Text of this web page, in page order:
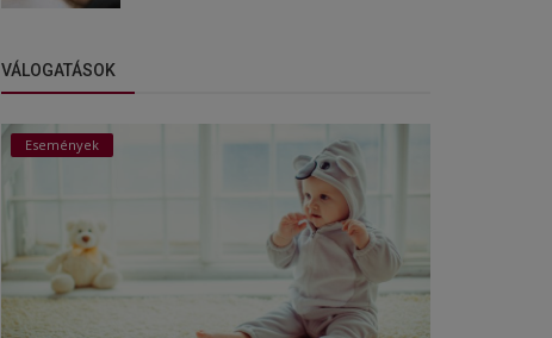
VÁLOGATÁSOK
Események